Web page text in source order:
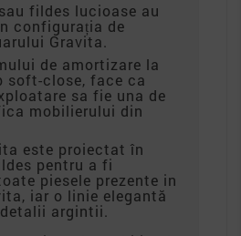
fildes lucioase au
configurația de
Gravita.
de amortizare la
soft-close, face ca
sa fie una de
mobilierului din
este proiectat în
pentru a fi
piesele prezente in
iar o linie elegantă
argintii.